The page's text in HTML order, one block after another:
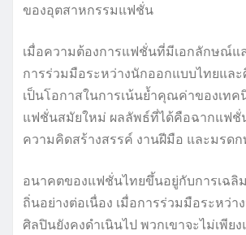
ของอุตสาหกรรมแฟชั่น
เมื่อความต้องการแฟชั่นที่มีเอกลักษณ์แ
การร่วมมือระหว่างนักออกแบบไทยแล
เป็นโอกาสในการเน้นย้ำคุณค่าของเทค
แฟชั่นสมัยใหม่ ผลลัพธ์ที่ได้คือฉากแฟชั่
ความคิดสร้างสรรค์ งานฝีมือ และมรด
อนาคตของแฟชั่นไทยขึ้นอยู่กับการเฉลิ
ถิ่นอย่างต่อเนื่อง เมื่อการร่วมมือระหว่
ศิลปินยังคงดำเนินไป พวกเขาจะไม่เพีย